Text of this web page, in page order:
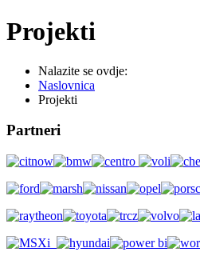
Projekti
Nalazite se ovdje:
Naslovnica
Projekti
Partneri